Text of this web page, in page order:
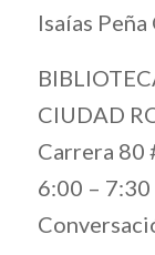
Isaías
CIUDAD
Carrera 80
6:00 – 7:30